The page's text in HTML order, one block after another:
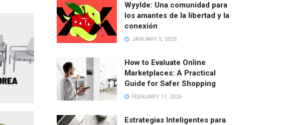
Wyylde: Una comunidad para
los amantes de la libertad y la
conexión
JANUARY 5, 2025
How to Evaluate Online
Marketplaces: A Practical
Guide for Safer Shopping
FEBRUARY 17, 2026
Estrategias Inteligentes para